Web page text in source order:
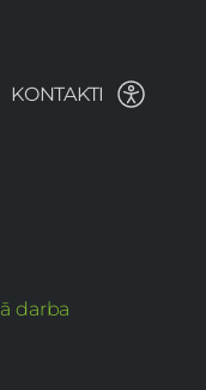
KONTAKTI
darba